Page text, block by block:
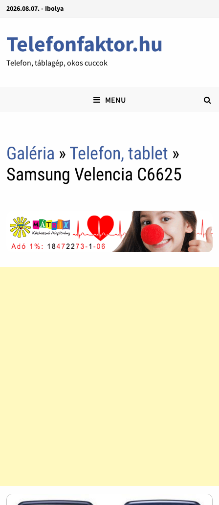
2026.08.07. - Ibolya
Telefonfaktor.hu
Telefon, táblagép, okos cuccok
MENU
Galéria » Telefon, tablet »
Samsung Velencia C6625